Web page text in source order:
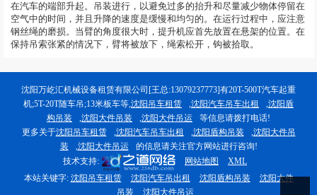
在汽车的端部升起。吊装进行，以避免过多的抬升和尽量减少物体停留在
空气中的时间，并且升降的速度是缓慢和均匀的。在运行过程中，应注意
钢丝绳的磨损。当臂的角度很大时，提升机应首先放置在悬架的位置。在
保持吊索张紧的情况下，臂将被放下，绳索松开，钩被拾取。
沈阳万屹汇机械设备租赁有限公司[王总:13079237773]有20T-500T汽车起重
机;5T-20T随车吊;13米板车等,沈阳吊车租赁 ,沈阳汽车吊车出租 ,沈阳盾
构吊装
,沈阳大件吊装 ,沈阳大件吊运
等信息请拨打电话!
更多关于沈阳吊车租赁 ,沈阳汽车吊车出租 ,沈阳盾构吊装 ,沈阳大件吊
装
,沈阳大件吊运
的信息请关注官方网站进行咨询!
技术支持:
网站地图
XML
本站关键字: 沈阳吊车租赁 沈阳汽车吊出租 沈阳盾构吊装
沈阳大件
吊装
沈阳大件吊运